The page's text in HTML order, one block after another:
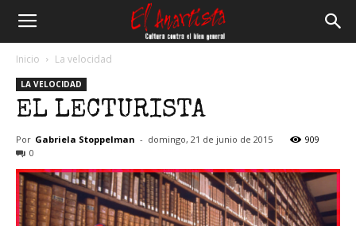
Anartista
Inicio La velocidad
LA VELOCIDAD
EL LECTURISTA
Por Gabriela Stoppelman - domingo, 21 de junio de 2015
909
0